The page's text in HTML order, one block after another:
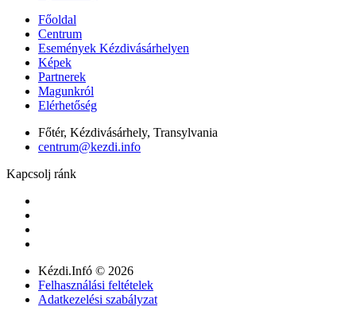
Főoldal
Centrum
Események Kézdivásárhelyen
Képek
Partnerek
Magunkról
Elérhetőség
Főtér, Kézdivásárhely, Transylvania
centrum@kezdi.info
Kapcsolj ránk
Kézdi.Infó © 2026
Felhasználási feltételek
Adatkezelési szabályzat